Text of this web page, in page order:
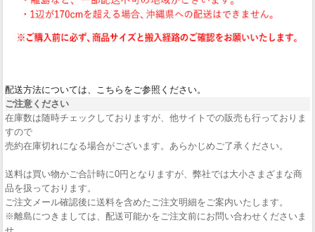
配送方法については、こちらをご参照ください。
ご注意ください
在庫数は随時チェックしておりますが、他サイトでの販売も行っておりま
すので
売約在庫切れになる場合がございます。あらかじめご了承ください。
送料は買い物かご合計時に0円となりますが、弊社では大小さまざまな商
品を扱っております。
ご注文メール確認後に送料を含めたご注文明細をご案内いたします。
※離島につきましては、配送可能かをご注文前にお問い合わせくださいま